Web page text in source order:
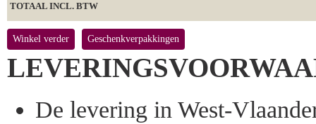
TOTAAL INCL. BTW
Winkel verder Geschenkverpakkingen
De levering in West-